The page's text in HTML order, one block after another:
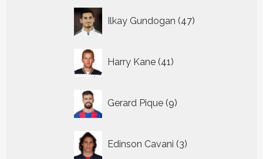
Ilkay Gundogan 47
producten
Harry Kane 41
producten
Gerard Pique 9
producten
Edinson Cavani 3
producten